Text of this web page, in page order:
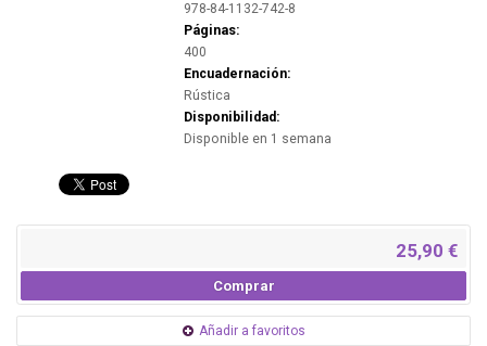
978-84-1132-742-8
Páginas:
400
Encuadernación:
Rústica
Disponibilidad:
Disponible en 1 semana
25,90 €
Comprar
Añadir a favoritos